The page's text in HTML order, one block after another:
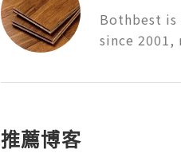
Bothbest is
since
推薦博客